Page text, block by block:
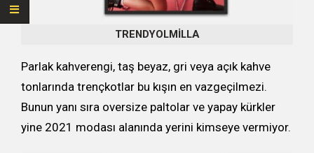
TRENDYOLMİLLA
Parlak kahverengi, taş beyaz, gri veya açık kahve
tonlarında trençkotlar bu kışın en vazgeçilmezi.
Bunun yanı sıra oversize paltolar ve yapay kürkler
yine 2021 modası alanında yerini kimseye vermiyor.